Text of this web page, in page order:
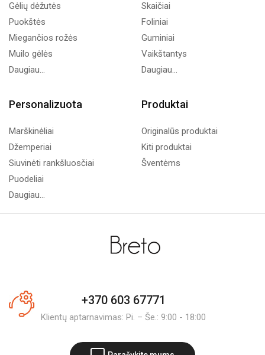
Gėlių dėžutės
Puokštės
Miegančios rožės
Muilo gėlės
Daugiau...
Skaičiai
Foliniai
Guminiai
Vaikštantys
Daugiau...
Personalizuota
Marškinėliai
Džemperiai
Siuvinėti rankšluosčiai
Puodeliai
Daugiau...
Produktai
Originalūs produktai
Kiti produktai
Šventėms
+370 603 67771
Klientų aptarnavimas: Pi. – Še.: 9:00 - 18:00